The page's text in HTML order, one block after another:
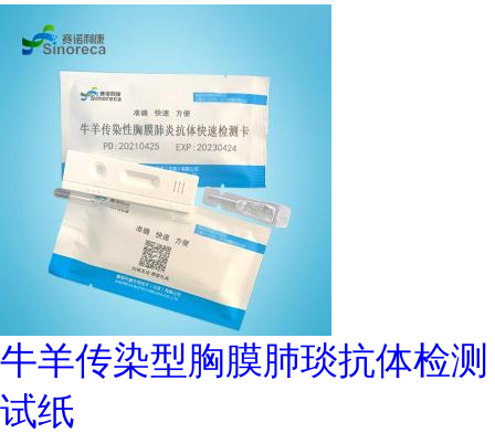
牛羊传染型胸膜肺琰抗体检测
试纸